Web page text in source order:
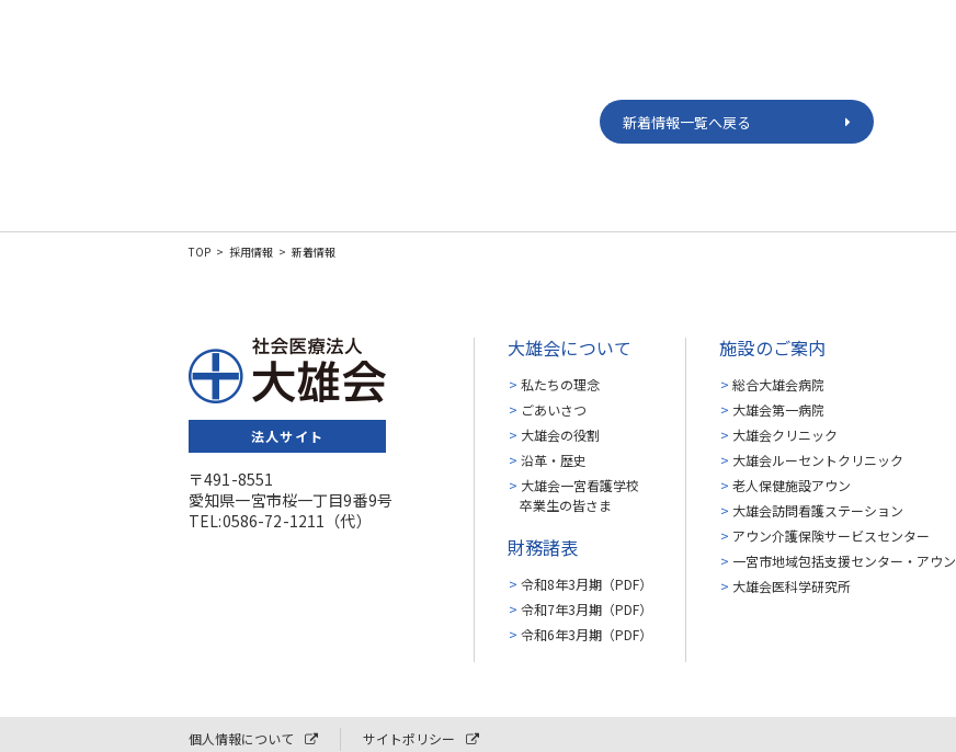
新着情報一覧へ戻る
TOP 採用情報 新着情報
法人サイト
〒491-8551
愛知県一宮市桜一丁目9番9号
TEL:0586-72-1211（代）
大雄会について
私たちの理念
ごあいさつ
大雄会の役割
沿革・歴史
大雄会一宮看護学校
卒業生の皆さま
財務諸表
令和8年3月期（PDF）
令和7年3月期（PDF）
令和6年3月期（PDF）
施設のご案内
総合大雄会病院
大雄会第一病院
大雄会クリニック
大雄会ルーセントクリニック
老人保健施設アウン
大雄会訪問看護ステーション
アウン介護保険サービスセンター
一宮市地域包括支援センター・アウン
大雄会医科学研究所
個人情報について サイトポリシー